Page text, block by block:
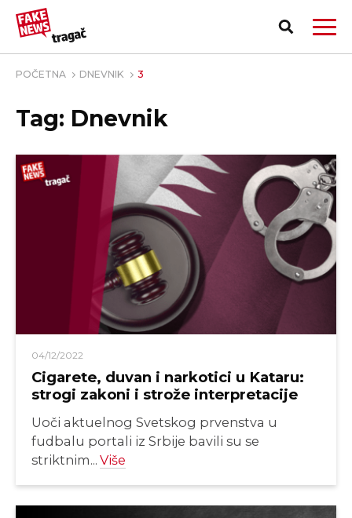
PRIJAVI LAŽNU VEST!
POČETNA DNEVNIK 3
Tag: Dnevnik
04/12/2022
Cigarete, duvan i narkotici u Kataru:
strogi zakoni i strože interpretacije
Uoči aktuelnog Svetskog prvenstva u
fudbalu portali iz Srbije bavili su se
striktnim... Više